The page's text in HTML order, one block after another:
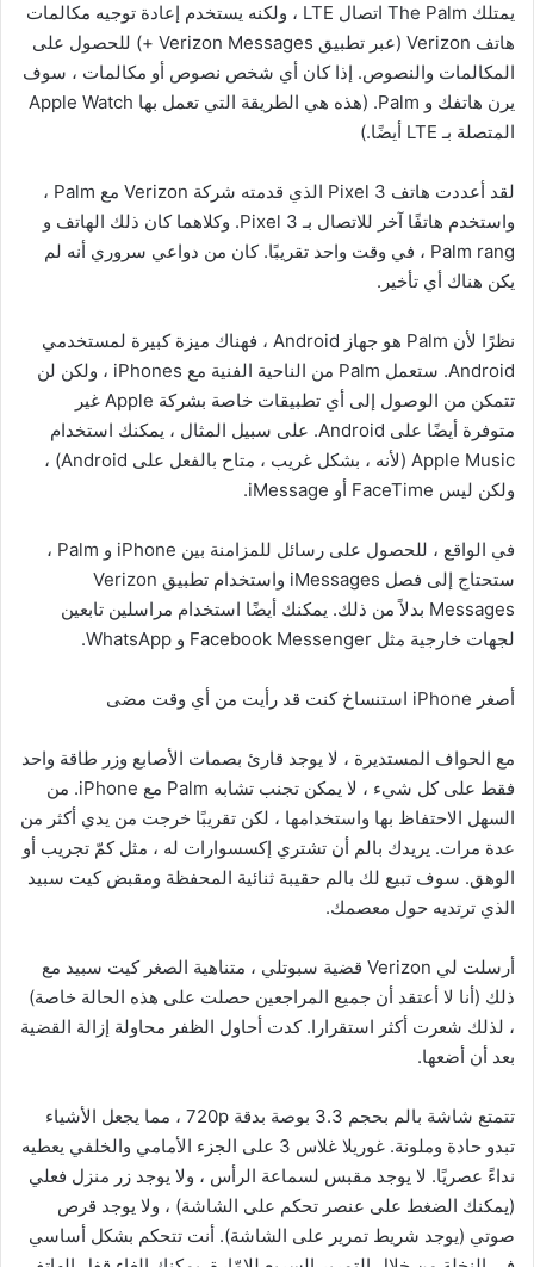
يمتلك The Palm اتصال LTE ، ولكنه يستخدم إعادة توجيه مكالمات
هاتف Verizon (عبر تطبيق Verizon Messages +) للحصول على
المكالمات والنصوص. إذا كان أي شخص نصوص أو مكالمات ، سوف
يرن هاتفك و Palm. (هذه هي الطريقة التي تعمل بها Apple Watch
المتصلة بـ LTE أيضًا.)
لقد أعددت هاتف Pixel 3 الذي قدمته شركة Verizon مع Palm ،
واستخدم هاتفًا آخر للاتصال بـ Pixel 3. وكلاهما كان ذلك الهاتف و
Palm rang ، في وقت واحد تقريبًا. كان من دواعي سروري أنه لم
يكن هناك أي تأخير.
نظرًا لأن Palm هو جهاز Android ، فهناك ميزة كبيرة لمستخدمي
Android. ستعمل Palm من الناحية الفنية مع iPhones ، ولكن لن
تتمكن من الوصول إلى أي تطبيقات خاصة بشركة Apple غير
متوفرة أيضًا على Android. على سبيل المثال ، يمكنك استخدام
Apple Music (لأنه ، بشكل غريب ، متاح بالفعل على Android) ،
ولكن ليس FaceTime أو iMessage.
في الواقع ، للحصول على رسائل للمزامنة بين iPhone و Palm ،
ستحتاج إلى فصل iMessages واستخدام تطبيق Verizon
Messages بدلاً من ذلك. يمكنك أيضًا استخدام مراسلين تابعين
لجهات خارجية مثل Facebook Messenger و WhatsApp.
أصغر iPhone استنساخ كنت قد رأيت من أي وقت مضى
مع الحواف المستديرة ، لا يوجد قارئ بصمات الأصابع وزر طاقة واحد
فقط على كل شيء ، لا يمكن تجنب تشابه Palm مع iPhone. من
السهل الاحتفاظ بها واستخدامها ، لكن تقريبًا خرجت من يدي أكثر من
عدة مرات. يريدك بالم أن تشتري إكسسوارات له ، مثل كمّ تجريب أو
الوهق. سوف تبيع لك بالم حقيبة ثنائية المحفظة ومقبض كيت سبيد
الذي ترتديه حول معصمك.
أرسلت لي Verizon قضية سبوتلي ، متناهية الصغر كيت سبيد مع
ذلك (أنا لا أعتقد أن جميع المراجعين حصلت على هذه الحالة خاصة)
، لذلك شعرت أكثر استقرارا. كدت أحاول الظفر محاولة إزالة القضية
بعد أن أضعها.
تتمتع شاشة بالم بحجم 3.3 بوصة بدقة 720p ، مما يجعل الأشياء
تبدو حادة وملونة. غوريلا غلاس 3 على الجزء الأمامي والخلفي يعطيه
نداءً عصريًا. لا يوجد مقبس لسماعة الرأس ، ولا يوجد زر منزل فعلي
(يمكنك الضغط على عنصر تحكم على الشاشة) ، ولا يوجد قرص
صوتي (يوجد شريط تمرير على الشاشة). أنت تتحكم بشكل أساسي